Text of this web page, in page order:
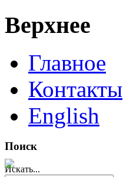
Верхнее
Главное
Контакты
English
Поиск
Искать...